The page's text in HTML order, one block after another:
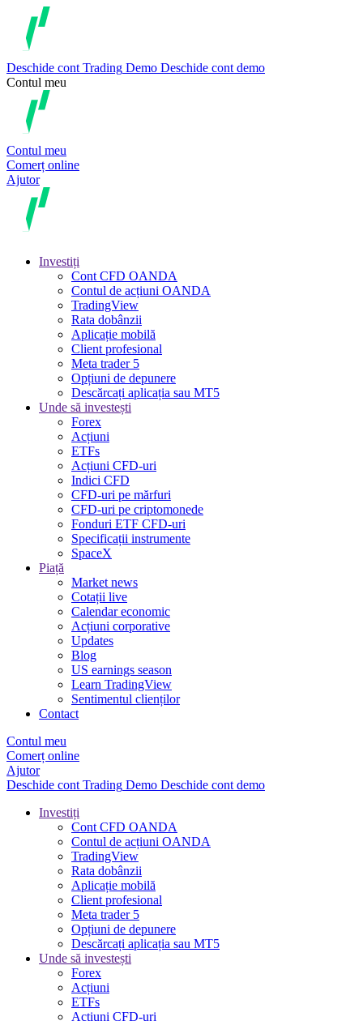
Deschide cont Trading Demo Deschide cont demo
Contul meu
Contul meu
Comerț online
Ajutor
Investiți
Cont CFD OANDA
Contul de acțiuni OANDA
TradingView
Rata dobânzii
Aplicație mobilă
Client profesional
Meta trader 5
Opțiuni de depunere
Descărcați aplicația sau MT5
Unde să investești
Forex
Acțiuni
ETFs
Acțiuni CFD-uri
Indici CFD
CFD-uri pe mărfuri
CFD-uri pe criptomonede
Fonduri ETF CFD-uri
Specificații instrumente
SpaceX
Piață
Market news
Cotații live
Calendar economic
Acțiuni corporative
Updates
Blog
US earnings season
Learn TradingView
Sentimentul clienților
Contact
Contul meu
Comerț online
Ajutor
Deschide cont Trading Demo Deschide cont demo
Investiți
Cont CFD OANDA
Contul de acțiuni OANDA
TradingView
Rata dobânzii
Aplicație mobilă
Client profesional
Meta trader 5
Opțiuni de depunere
Descărcați aplicația sau MT5
Unde să investești
Forex
Acțiuni
ETFs
Acțiuni CFD-uri